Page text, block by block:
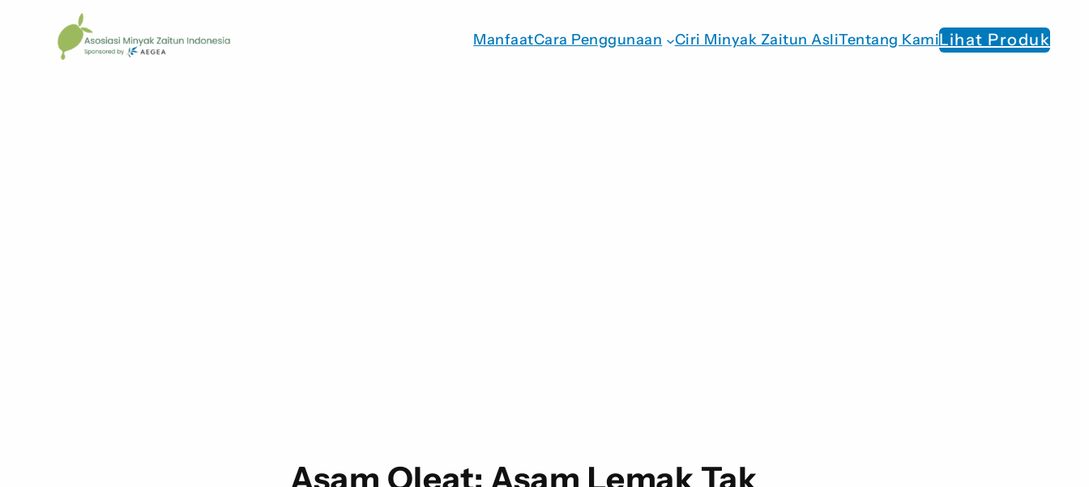
ManfaatCara Penggunaan Ciri Minyak Zaitun AsliTentang KamiLihat Produk
Asam Oleat: Asam Lemak Tak